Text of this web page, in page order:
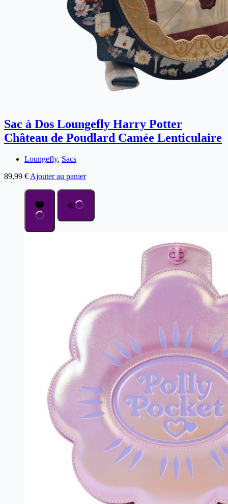
Sac à Dos Loungefly Harry Potter
Château de Poudlard Camée Lenticulaire
Loungefly, Sacs
89,99 €Ajouter au panier